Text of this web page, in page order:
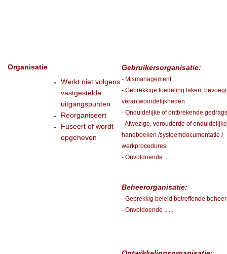
Organisatie
Werkt niet volgens
vastgestelde
uitgangspunten
Reorganiseert
Fuseert of wordt
opgeheven
Gebruikersorganisatie:
- Mismanagement
- Gebrekkige toedeling taken,
verantwoordelijkheden
- Onduidelijke of ontbrekende
- Afwezige, verouderde of onduidelijke
handboeken /systeemdocumentatie /
werkprocedures
- Onvoldoende ......
Beheerorganisatie:
- Gebrekkig beleid betreffende beheer
- Onvoldoende ......